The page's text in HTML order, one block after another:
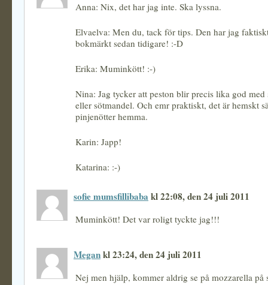
Anna: Nix, det har jag inte. Ska lyssna.
Elvaelva: Men du, tack för tips. Den har jag
bokmärkt sedan tidigare! :-D
Erika: Muminkött! :-)
Nina: Jag tycker att peston blir precis lika god
eller sötmandel. Och emr praktiskt, det är hemskt
pinjenötter hemma.
Karin: Japp!
Katarina: :-)
sofie mumsfillibaba kl 22:08, den 24 juli 2011
Muminkött! Det var roligt tyckte jag!!!
Megankl 23:24, den 24 juli 2011
Nej men hjälp, kommer aldrig se på mozzarella på